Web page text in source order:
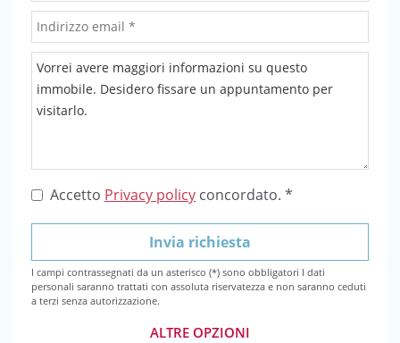
Accetto Privacy policy concordato. *
I campi contrassegnati da un asterisco (*) sono obbligatori I dati
personali saranno trattati con assoluta riservatezza e non saranno ceduti
a terzi senza autorizzazione.
ALTRE OPZIONI